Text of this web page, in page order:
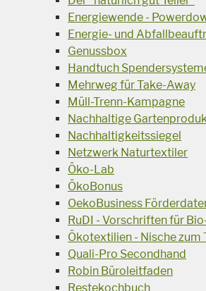
Energiewende -
Energie- und
Genussbox
Handtuch
Mehrweg für Take-Away
Müll-Trenn-Kampagne
Nachhaltige
Nachhaltigkeitssiegel
Netzwerk Naturtextiler
Öko-Lab
ÖkoBonus
OekoBusiness
RuDI - Vorschriften für
Ökotextilien - Nische
Quali-Pro Secondhand
Robin Büroleitfaden
Restekochbuch